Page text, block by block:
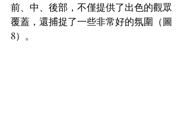
前、中、後部，不僅提供了出色的觀眾
覆蓋，還捕捉了一些非常好的氛圍（圖
8）。